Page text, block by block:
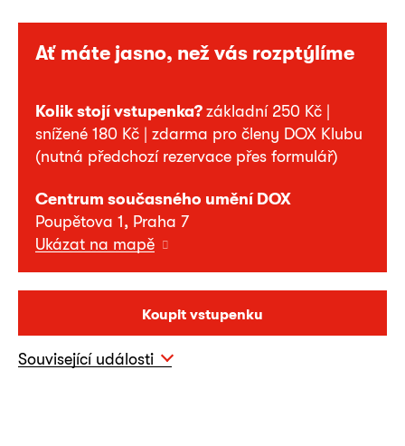
Ať máte jasno, než vás rozptýlíme
Kolik stojí vstupenka?základní 250 Kč |
snížené 180 Kč | zdarma pro členy DOX Klubu
(nutná předchozí rezervace přes formulář)
Centrum současného umění DOX
Poupětova 1, Praha 7
Ukázat na mapě
Koupit vstupenku
Související události